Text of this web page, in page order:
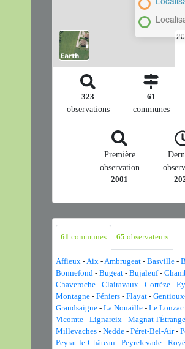
323
observations
61
communes
Première
observation
2001
61 communes 65 observateurs
Affieux - Aix - Ambrugeat - Basville -
Bonnefond - Bugeat - Bujaleuf-
Chaveroche - Clairavaux - Corrèze -
Montagne - Féniers - Flayat -
Grandsaigne - La Nouaille - Le Lonzac
Vicomte - Lignareix - Magnat-l'Étrange
Millevaches - Nedde - Péret-Bel-Air-
Peyrat-le-Château - Peyrelevade -